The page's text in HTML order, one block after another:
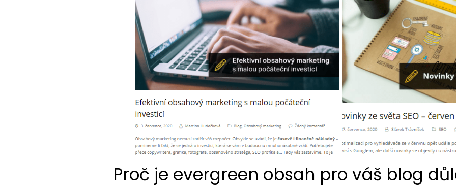
Proč je evergreen obsah pro váš blog